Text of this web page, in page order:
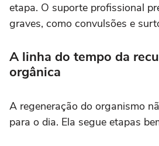
etapa. O suporte profissional
graves, como convulsões e
A linha do tempo da
orgânica
A regeneração do organismo
para o dia. Ela segue etapas